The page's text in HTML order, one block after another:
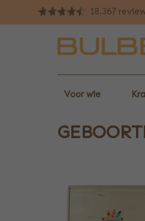
18.367
Voor wie